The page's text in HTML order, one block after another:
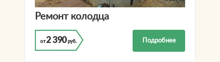
Ремонт колодца
от2 390 руб. Подробнее